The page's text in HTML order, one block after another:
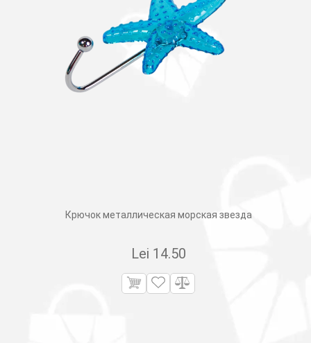
Крючок металлическая морская звезда
Lei 14.50